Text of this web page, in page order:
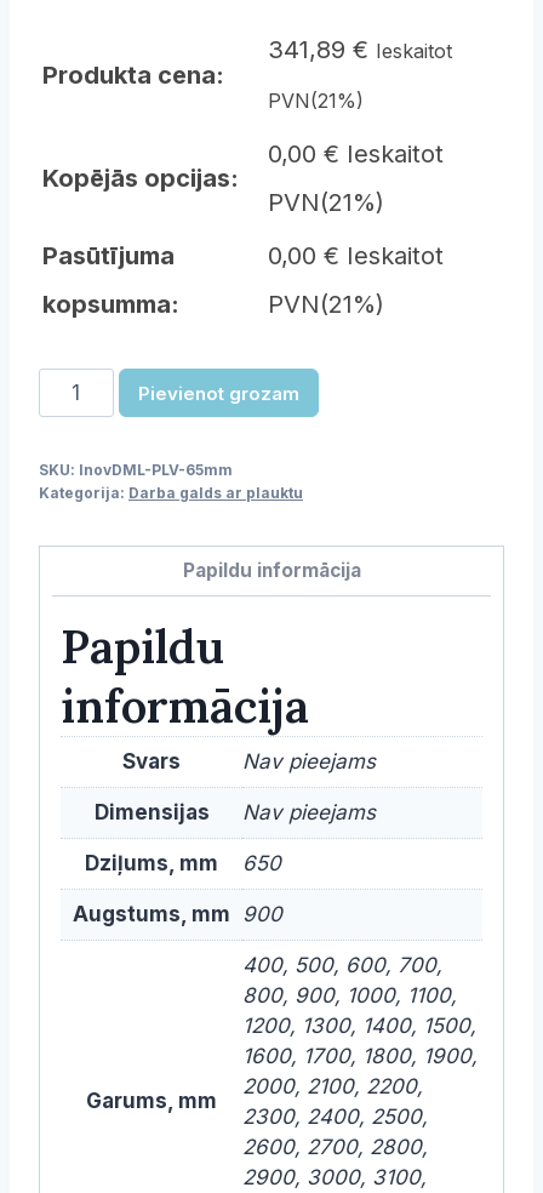
Produkta cena:
341,89 € Ieskaitot
PVN(21%)
Kopējās opcijas:
0,00 € Ieskaitot
PVN(21%)
Pasūtījuma
kopsumma:
0,00 € Ieskaitot
PVN(21%)
Darba
galds
plauktu
650mm
Pievienot grozam
SKU: lnovDML-PLV-65mm
Kategorija: Darba galds ar plauktu
Papildu informācija
Papildu
informācija
Svars Nav pieejams
Dimensijas Nav pieejams
Dziļums, mm 650
Augstums, mm 900
Garums, mm
400, 500, 600, 700,
800, 900, 1000, 1100,
1200, 1300, 1400, 1500,
1600, 1700, 1800, 1900,
2000, 2100, 2200,
2300, 2400, 2500,
2600, 2700, 2800,
2900, 3000, 3100,